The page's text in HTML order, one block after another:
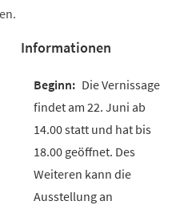
Informationen
Die Vernissage
findet am 22. Juni ab
14.00 statt und hat bis
18.00 geöffnet. Des
Weiteren kann die
Ausstellung an